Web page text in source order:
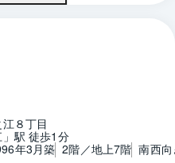
８丁目
駅 徒歩1分
年3月築 2階／地上7階 南西